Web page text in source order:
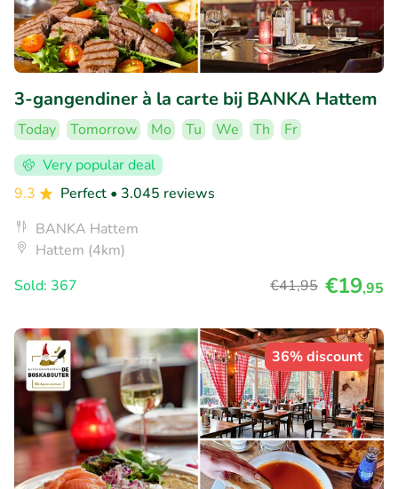
3-gangendiner à la carte bij BANKA Hattem
Today Tomorrow Mo Tu We Th
Fr
Very popular deal
9.3
Perfect • 3.045 reviews
BANKA Hattem
Hattem (4km)
Sold: 367
€41,95 €19,95
36% discount